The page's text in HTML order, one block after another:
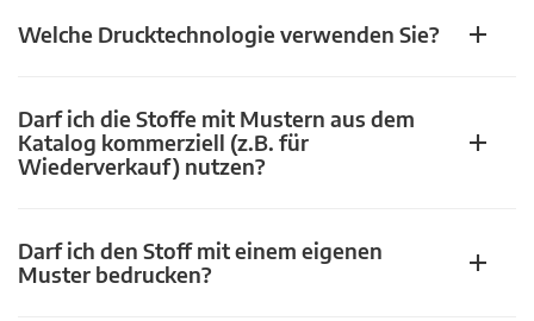
Welche Drucktechnologie verwenden Sie?
Darf ich die Stoffe mit Mustern aus dem
Katalog kommerziell (z.B. für
Wiederverkauf) nutzen?
Darf ich den Stoff mit einem eigenen
Muster bedrucken?